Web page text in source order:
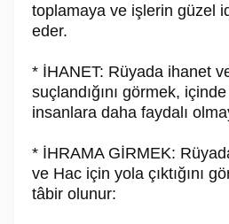
toplamaya ve işlerin güzel
eder.
* İHANET: Rüyada ihanet
suçlandığını görmek,
insanlara daha faydalı
* İHRAMA GİRMEK:
ve Hac için yola çıktığını
tâbir olunur: